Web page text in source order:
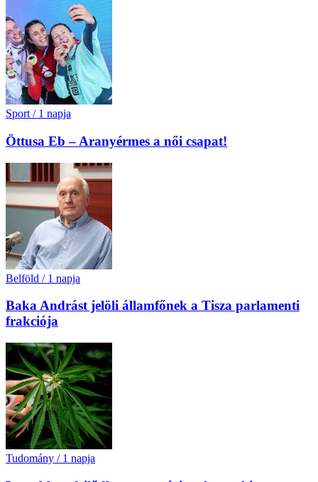
Sport / 1 napja
Öttusa Eb – Aranyérmes a női csapat!
Belföld / 1 napja
Baka Andrást jelöli államfőnek a Tisza parlamenti
frakciója
Tudomány / 1 napja